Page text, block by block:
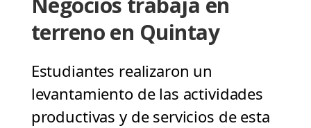
terreno en Quintay
Estudiantes realizaron un
levantamiento de las actividades
productivas y de servicios de esta